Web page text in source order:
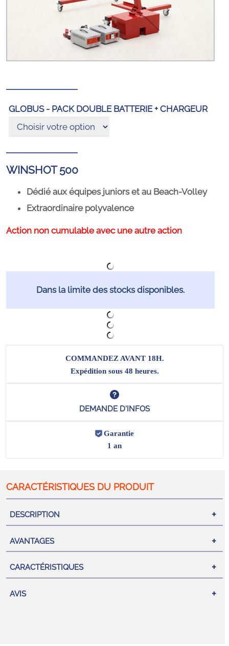
GLOBUS - PACK DOUBLE BATTERIE + CHARGEUR
WINSHOT 500
Dédié aux équipes juniors et au Beach-Volley
Extraordinaire polyvalence
Action non cumulable avec une autre action
Dans la limite des stocks disponibles.
COMMANDEZ AVANT 18H.
Expédition sous 48 heures.
DEMANDE D'INFOS
Garantie
1 an
DESCRIPTION
AVANTAGES
CARACTÉRISTIQUES
AVIS